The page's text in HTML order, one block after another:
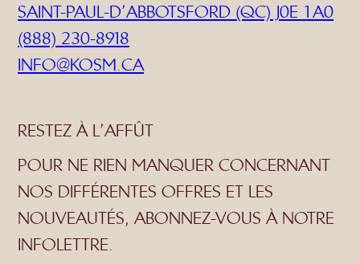
SAINT-PAUL-D’ABBOTSFORD (QC) J0E 1A0
(888) 230-8918
INFO@KOSM.CA
RESTEZ À L’AFFÛT
POUR NE RIEN MANQUER CONCERNANT
NOS DIFFÉRENTES OFFRES ET LES
NOUVEAUTÉS, ABONNEZ-VOUS À NOTRE
INFOLETTRE.